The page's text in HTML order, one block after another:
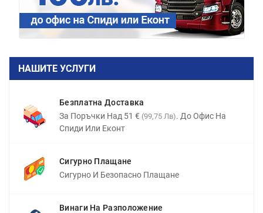
НАШИТЕ УСЛУГИ
Безплатна Доставка
За Поръчки Над 51 € (99,75 Лв). До Офис На
Спиди Или Еконт
Сигурно Плащане
Сигурно И Безопасно Плащане
Винаги На Разположение